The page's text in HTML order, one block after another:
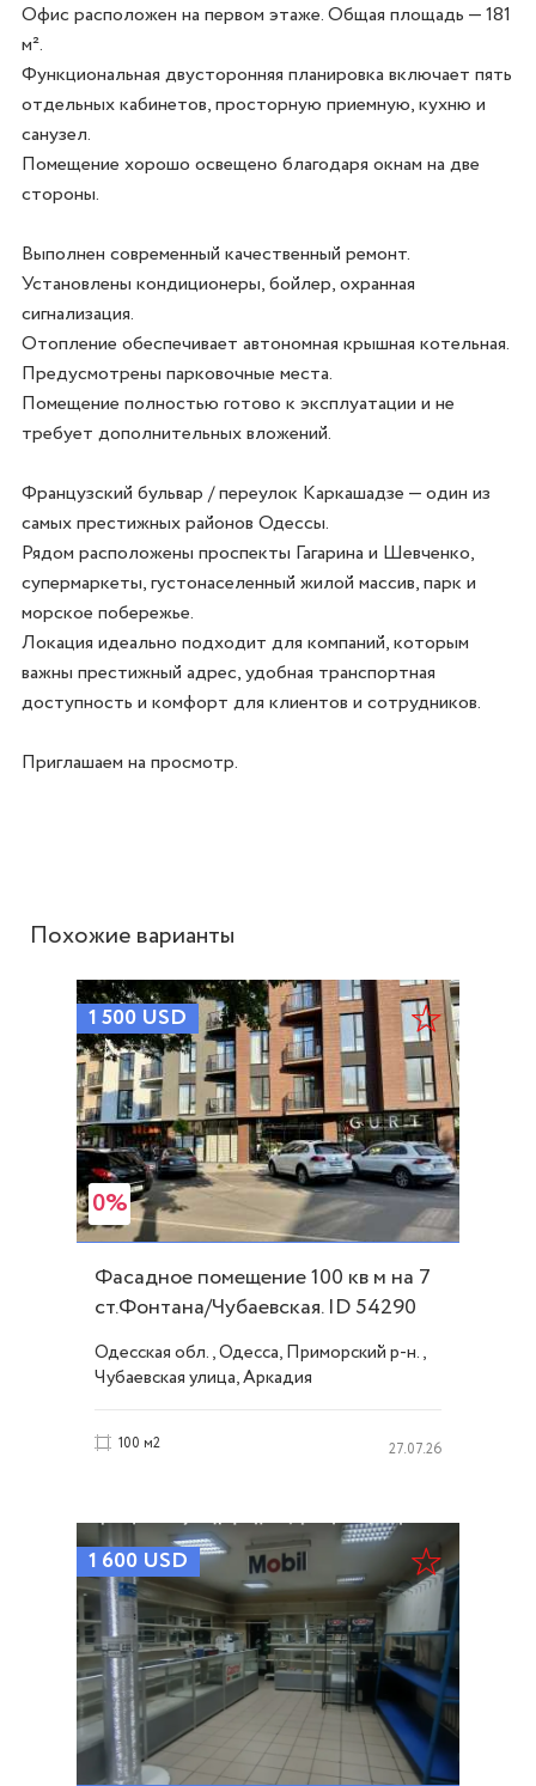
Офис расположен на первом этаже. Общая площадь — 181
м².
Функциональная двусторонняя планировка включает пять
отдельных кабинетов, просторную приемную, кухню и
санузел.
Помещение хорошо освещено благодаря окнам на две
стороны.
Выполнен современный качественный ремонт.
Установлены кондиционеры, бойлер, охранная
сигнализация.
Отопление обеспечивает автономная крышная котельная.
Предусмотрены парковочные места.
Помещение полностью готово к эксплуатации и не
требует дополнительных вложений.
Французский бульвар / переулок Каркашадзе — один из
самых престижных районов Одессы.
Рядом расположены проспекты Гагарина и Шевченко,
супермаркеты, густонаселенный жилой массив, парк и
морское побережье.
Локация идеально подходит для компаний, которым
важны престижный адрес, удобная транспортная
доступность и комфорт для клиентов и сотрудников.
Приглашаем на просмотр.
Похожие варианты
1 500 USD
0%
Фасадное помещение 100 кв м на 7
ст.Фонтана/Чубаевская. ID 54290
Одесская обл., Одесса, Приморский р-н.,
Чубаевская улица, Аркадия
100 м2 27.07.26
1 600 USD